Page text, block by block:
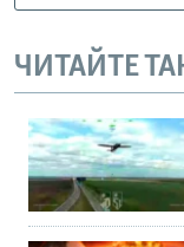
ЧИТАЙТЕ